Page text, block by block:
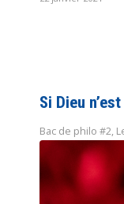
Si Dieu
Bac de philo #2,